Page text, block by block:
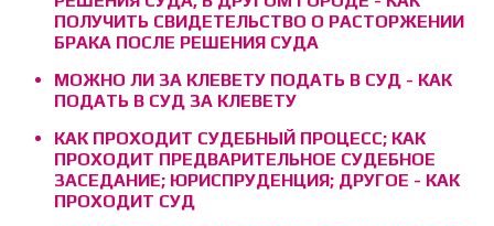
ПОЛУЧИТЬ СВИДЕТЕЛЬСТВО О РАСТОРЖЕНИИ
БРАКА ПОСЛЕ РЕШЕНИЯ СУДА
МОЖНО ЛИ ЗА КЛЕВЕТУ ПОДАТЬ В СУД - КАК
ПОДАТЬ В СУД ЗА КЛЕВЕТУ
КАК ПРОХОДИТ СУДЕБНЫЙ ПРОЦЕСС; КАК
ПРОХОДИТ ПРЕДВАРИТЕЛЬНОЕ СУДЕБНОЕ
ЗАСЕДАНИЕ; ЮРИСПРУДЕНЦИЯ; ДРУГОЕ - КАК
ПРОХОДИТ СУД